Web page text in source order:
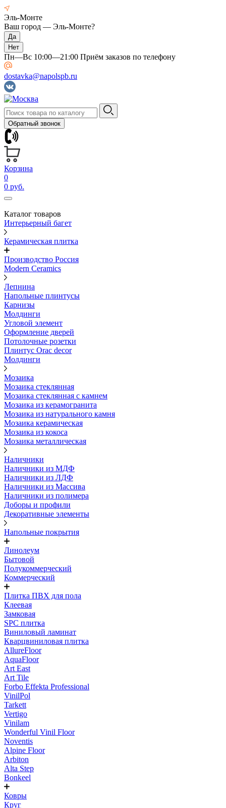
Эль-Монте
Ваш город — Эль-Монте?
Пн—Вс 10:00—21:00 Приём заказов по телефону
dostavka@napolspb.ru
Обратный звонок
Корзина
0
0 руб.
Каталог товаров
Интерьерный багет
Керамическая плитка
Производство Россия
Modern Ceramics
Лепнина
Напольные плинтусы
Карнизы
Молдинги
Угловой элемент
Оформление дверей
Потолочные розетки
Плинтус Orac decor
Молдинги
Мозаика
Мозаика стеклянная
Мозаика стеклянная с камнем
Мозаика из керамогранита
Мозаика из натурального камня
Мозаика керамическая
Мозаика из кокоса
Мозаика металлическая
Наличники
Наличники из МДФ
Наличники из ЛДФ
Наличники из Массива
Наличники из полимера
Доборы и профили
Декоративные элементы
Напольные покрытия
Линолеум
Бытовой
Полукоммерческий
Коммерческий
Плитка ПВХ для пола
Клеевая
Замковая
SPC плитка
Виниловый ламинат
Кварцвиниловая плитка
AllureFloor
AquaFloor
Art East
Art Tile
Forbo Effekta Professional
VinilPol
Tarkett
Vertigo
Vinilam
Wonderful Vinil Floor
Noventis
Alpine Floor
Arbiton
Alta Step
Bonkeel
Ковры
Круг